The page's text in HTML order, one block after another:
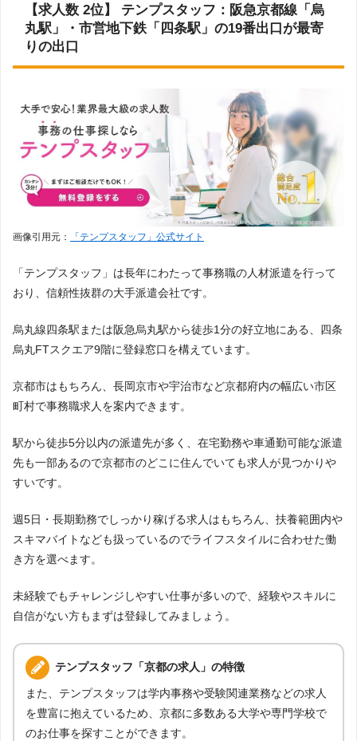
【求人数 2位】 テンプスタッフ：阪急京都線「烏
丸駅」・市営地下鉄「四条駅」の19番出口が最寄
りの出口
画像引用元： 「テンプスタッフ」公式サイト
「テンプスタッフ」は長年にわたって事務職の人材派遣を行って
おり、信頼性抜群の大手派遣会社です。
烏丸線四条駅または阪急烏丸駅から徒歩1分の好立地にある、四条
烏丸FTスクエア9階に登録窓口を構えています。
京都市はもちろん、長岡京市や宇治市など京都府内の幅広い市区
町村で事務職求人を案内できます。
駅から徒歩5分以内の派遣先が多く、在宅勤務や車通勤可能な派遣
先も一部あるので京都市のどこに住んでいても求人が見つかりや
すいです。
週5日・長期勤務でしっかり稼げる求人はもちろん、扶養範囲内や
スキマバイトなども扱っているのでライフスタイルに合わせた働
き方を選べます。
未経験でもチャレンジしやすい仕事が多いので、経験やスキルに
自信がない方もまずは登録してみましょう。
テンプスタッフ「京都の求人」の特徴
また、テンプスタッフは学内事務や受験関連業務などの求人
を豊富に抱えているため、京都に多数ある大学や専門学校で
のお仕事を探すことができます。